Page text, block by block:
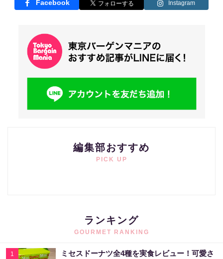
Facebook Instagram
編集部おすすめ
PICK UP
ランキング
GOURMET RANKING
1
ミセスドーナツ全4種を実食レビュー！可愛さ